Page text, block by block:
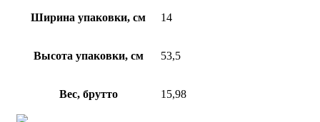
Ширина упаковки, см 14
Высота упаковки, см 53,5
Вес, брутто 15,98